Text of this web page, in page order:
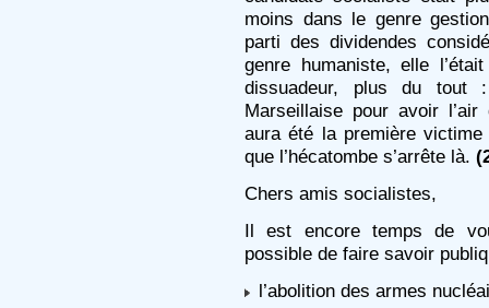
moins dans le genre
parti des dividendes
genre humaniste, elle
dissuadeur, plus du tout
Marseillaise pour avoir l’air
aura été la première
que l’hécatombe s’arrête là.
Chers amis socialistes,
Il est encore temps de
possible de faire savoir
l’abolition des armes